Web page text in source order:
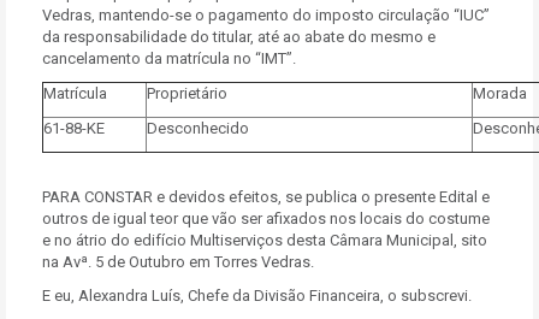
Vedras, mantendo-se o pagamento do imposto circulação “IUC”
da responsabilidade do titular, até ao abate do mesmo e
cancelamento da matrícula no “IMT”.
Matrícula
Proprietário
Morada
61-88-KE
Desconhecido
PARA CONSTAR e devidos efeitos, se publica o presente Edital e
outros de igual teor que vão ser afixados nos locais do costume
e no átrio do edifício Multiserviços desta Câmara Municipal, sito
na Avª. 5 de Outubro em Torres Vedras.
E eu, Alexandra Luís, Chefe da Divisão Financeira, o subscrevi.